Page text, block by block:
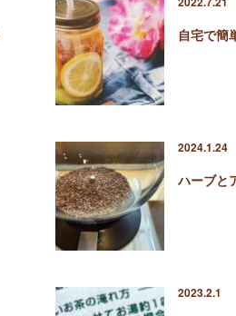
自宅で簡
2024.1.24
ハーブと
2023.2.1